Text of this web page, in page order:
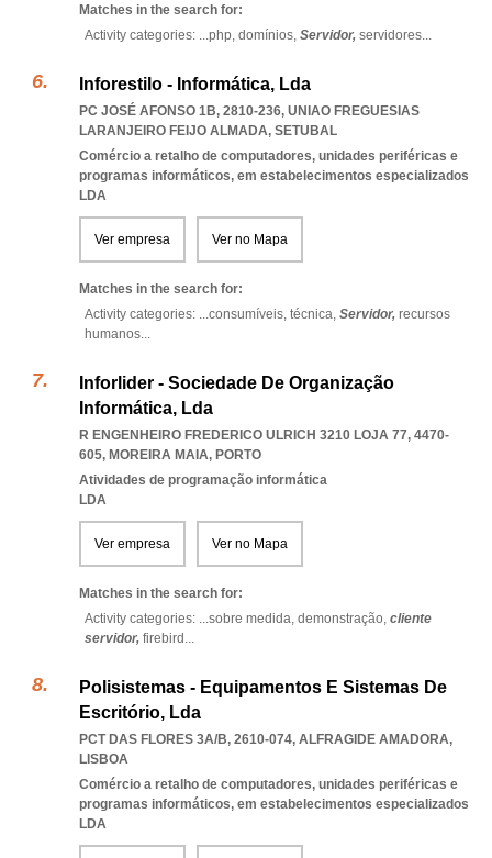
Matches in the search for:
Activity categories: ...php, domínios, Servidor, servidores...
Inforestilo - Informática, Lda
PC JOSÉ AFONSO 1B, 2810-236, UNIAO FREGUESIAS
LARANJEIRO FEIJO ALMADA, SETUBAL
Comércio a retalho de computadores, unidades periféricas e
programas informáticos, em estabelecimentos especializados
LDA
Ver empresa Ver no Mapa
Matches in the search for:
Activity categories: ...consumíveis, técnica, Servidor, recursos
humanos...
Inforlider - Sociedade De Organização
Informática, Lda
R ENGENHEIRO FREDERICO ULRICH 3210 LOJA 77, 4470-
605, MOREIRA MAIA, PORTO
Atividades de programação informática
LDA
Ver empresa Ver no Mapa
Matches in the search for:
Activity categories: ...sobre medida, demonstração, cliente
servidor, firebird ...
Polisistemas - Equipamentos E Sistemas De
Escritório, Lda
PCT DAS FLORES 3A/B, 2610-074, ALFRAGIDE AMADORA,
LISBOA
Comércio a retalho de computadores, unidades periféricas e
programas informáticos, em estabelecimentos especializados
LDA